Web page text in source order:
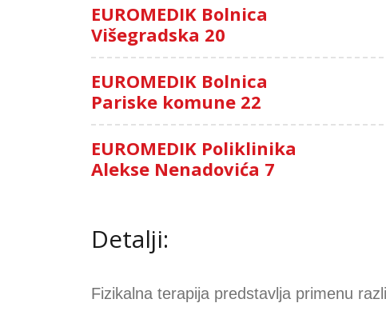
EUROMEDIK Bolnica
Višegradska 20
EUROMEDIK Bolnica
Pariske komune 22
EUROMEDIK Poliklinika
Alekse Nenadovića 7
Detalji:
Fizikalna terapija predstavlja primenu